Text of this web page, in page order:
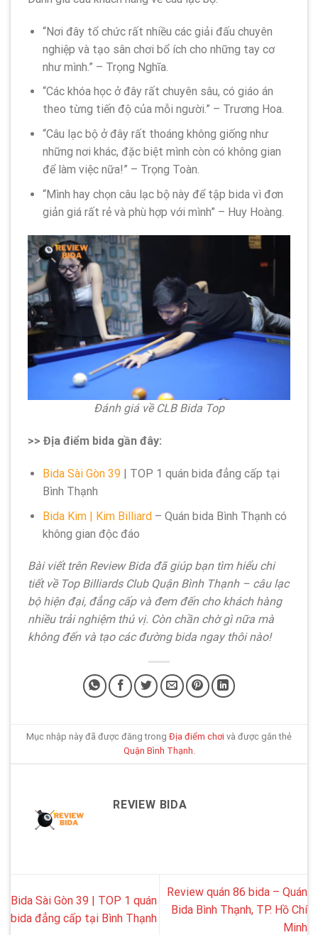
“Nơi đây tổ chức rất nhiều các giải đấu chuyên
nghiệp và tạo sân chơi bổ ích cho những tay cơ
như mình.” – Trọng Nghĩa.
“Các khóa học ở đây rất chuyên sâu, có giáo án
theo từng tiến độ của mỗi người.” – Trương Hoa.
“Câu lạc bộ ở đây rất thoáng không giống như
những nơi khác, đặc biệt mình còn có không gian
để làm việc nữa!” – Trọng Toàn.
“Mình hay chọn câu lạc bộ này để tập bida vì đơn
giản giá rất rẻ và phù hợp với mình” – Huy Hoàng.
Đánh giá về CLB Bida Top
>> Địa điểm bida gần đây:
Bida Sài Gòn 39| TOP 1 quán bida đẳng cấp tại
Bình Thạnh
Bida Kim | Kim Billiard– Quán bida Bình Thạnh có
không gian độc đáo
Bài viết trên Review Bida đã giúp bạn tìm hiểu chi
tiết về Top Billiards Club Quận Bình Thạnh – câu lạc
bộ hiện đại, đẳng cấp và đem đến cho khách hàng
nhiều trải nghiệm thú vị. Còn chần chờ gì nữa mà
không đến và tạo các đường bida ngay thôi nào!
Mục nhập này đã được đăng trong Địa điểm chơi và được gắn thẻ
Quận Bình Thạnh
REVIEW BIDA
Bida Sài Gòn 39 | TOP 1 quán
bida đẳng cấp tại Bình Thạnh
Review quán 86 bida – Quán
Bida Bình Thạnh, TP. Hồ Chí
Minh